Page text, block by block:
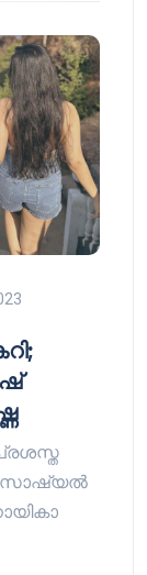
സോഷ്യൽ